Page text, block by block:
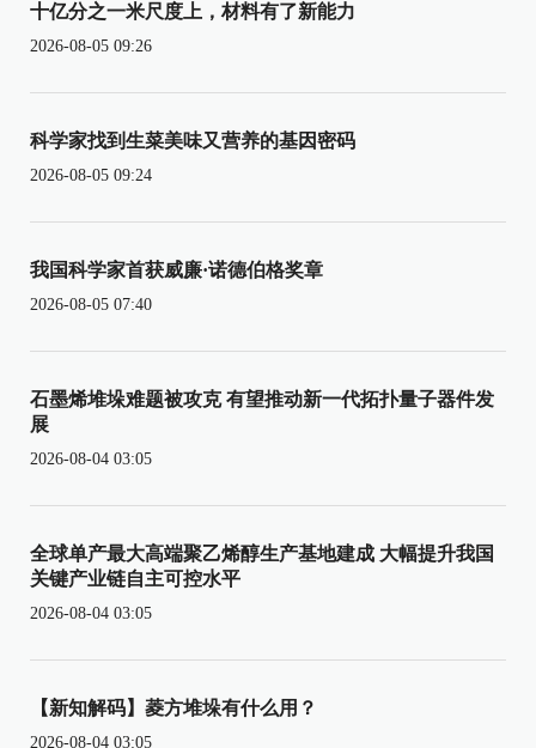
十亿分之一米尺度上，材料有了新能力
2026-08-05 09:26
科学家找到生菜美味又营养的基因密码
2026-08-05 09:24
我国科学家首获威廉·诺德伯格奖章
2026-08-05 07:40
石墨烯堆垛难题被攻克 有望推动新一代拓扑量子器件发
展
2026-08-04 03:05
全球单产最大高端聚乙烯醇生产基地建成 大幅提升我国
关键产业链自主可控水平
2026-08-04 03:05
【新知解码】菱方堆垛有什么用？
2026-08-04 03:05